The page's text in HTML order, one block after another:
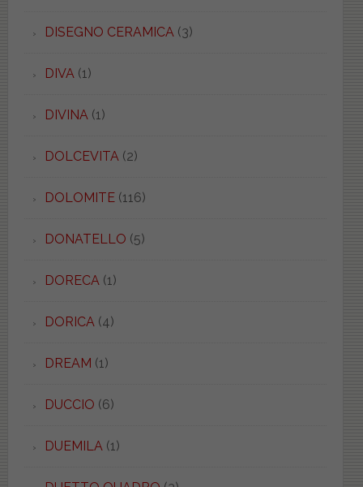
DISEGNO CERAMICA (3)
DIVA (1)
DIVINA (1)
DOLCEVITA (2)
DOLOMITE(116)
DONATELLO (5)
DORECA (1)
DORICA (4)
DREAM (1)
DUCCIO (6)
DUEMILA (1)